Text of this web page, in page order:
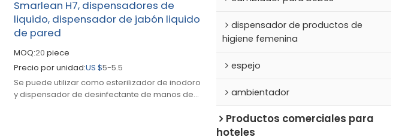
Smarlean H7, dispensadores de
liquido, dispensador de jabón liquido
de pared
MOQ:20 piece
Precio por unidad:US $5-5.5
Se puede utilizar como esterilizador de inodoro
y dispensador de desinfectante de manos de
dispensador de productos de
higiene femenina
espejo
ambientador
Productos comerciales para
hoteles